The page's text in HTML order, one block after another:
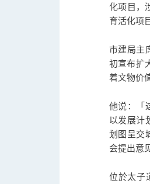
化项目，
育活化项
市建局主
初宣布扩
着文物价
他说：「
以发展计
划图呈交
会提出意
位於太子